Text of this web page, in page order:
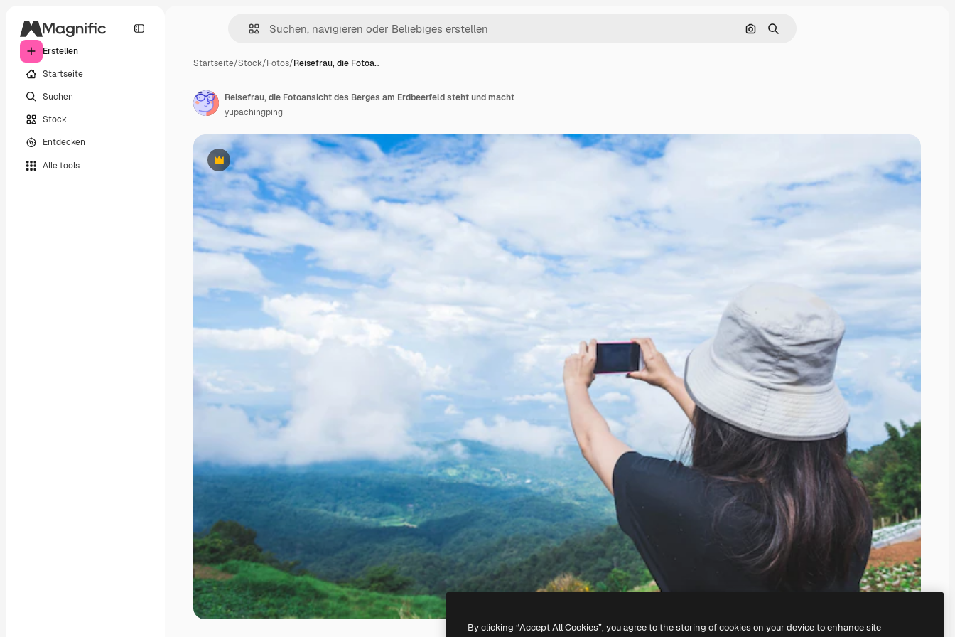
Erstellen
Startseite
Suchen
Stock
Entdecken
Alle tools
Nach Bild suchen
Suchen
Startseite/Stock/Fotos/Reisefrau, die Fotoa…
Premium
Reisefrau, die Fotoansicht des Berges am Erdbeerfeld steht und macht
yupachingping
By clicking “Accept All Cookies”, you agree to the storing of cookies on your device to enhance site